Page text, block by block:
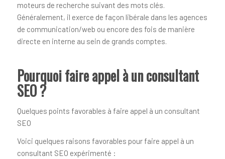
moteurs de recherche suivant des mots clés.
Généralement, il exerce de façon libérale dans les agences
de communication/web ou encore des fois de manière
directe en interne au sein de grands comptes.
Pourquoi faire appel à un consultant
SEO ?
Quelques points favorables à faire appel à un consultant
SEO
Voici quelques raisons favorables pour faire appel à un
consultant SEO expérimenté :